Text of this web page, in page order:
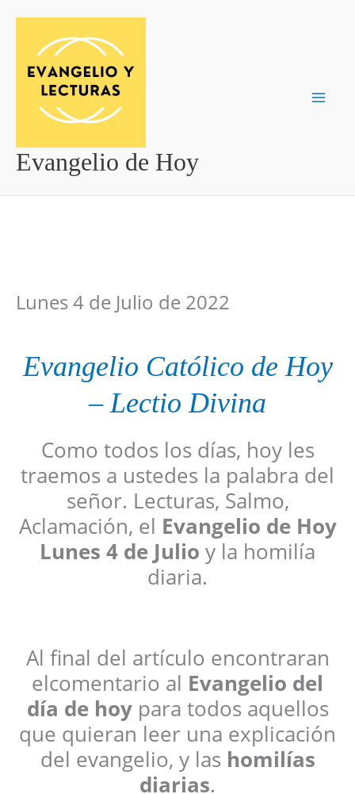
contenido
Evangelio de Hoy
Lunes 4 de Julio de 2022
Evangelio Católico de Hoy
– Lectio Divina
Como todos los días, hoy les
traemos a ustedes la palabra del
señor. Lecturas, Salmo,
Aclamación, el Evangelio de Hoy
Lunes 4 de Julio y la homilía
diaria.
Al final del artículo encontraran
elcomentario al Evangelio del
día de hoypara todos aquellos
que quieran leer una explicación
del evangelio, y las homilías
diarias.